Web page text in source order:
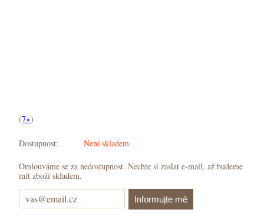
(7×)
Dostupnost: Není skladem
Omlouváme se za nedostupnost. Nechte si zaslat e-mail, až budeme
mít zboží skladem.
Informujte mě